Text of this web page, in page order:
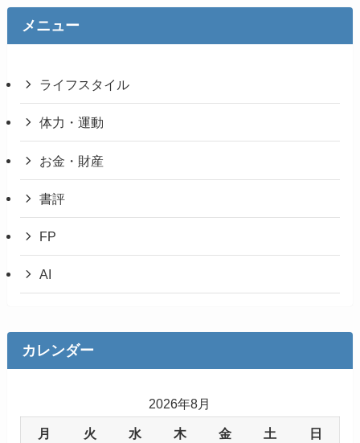
メニュー
ライフスタイル
体力・運動
お金・財産
書評
FP
AI
カレンダー
2026年8月
月 火 水 木 金 土 日